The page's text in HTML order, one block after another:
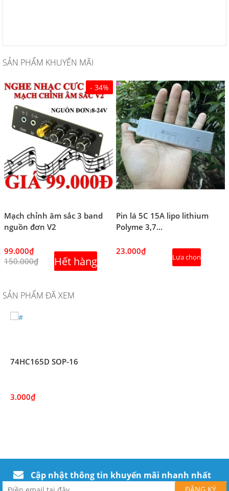
SẢN PHẨM KHUYẾN MÃI
- 34%
Mạch chỉnh âm sắc 3 band
nguồn đơn V2
99.000₫
150.000₫
Hết hàng
Pin lá 5C 15A lipo lithium
Polyme 3,7...
23.000₫
Lựa chọn
SẢN PHẨM ĐÃ XEM
74HC165D SOP-16
3.000₫
Cập nhật thông tin khuyến mãi nhanh nhất